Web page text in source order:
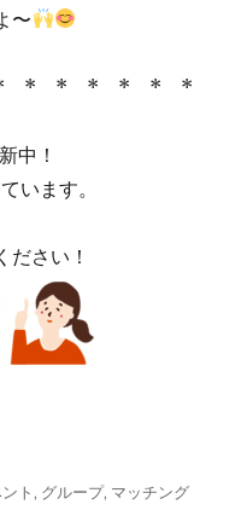
〜
* * * * * *
中！
います。
ださい！
ト , グループ, マッチング